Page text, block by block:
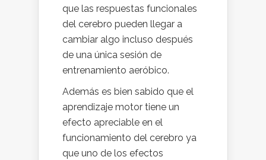
que las respuestas funcionales
del cerebro pueden llegar a
cambiar algo incluso después
de una única sesión de
entrenamiento aeróbico.
Además es bien sabido que el
aprendizaje motor tiene un
efecto apreciable en el
funcionamiento del cerebro ya
que uno de los efectos